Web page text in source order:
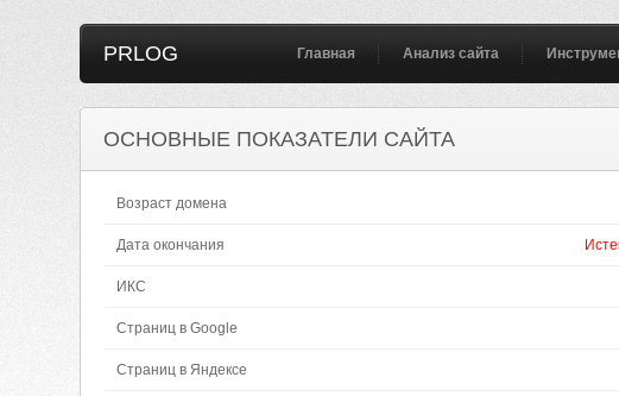
PRLOG Главная Анализ сайта
ОСНОВНЫЕ ПОКАЗАТЕЛИ САЙТА
Возраст домена
Дата окончания
ИКС
Страниц в Google
Страниц в Яндексе